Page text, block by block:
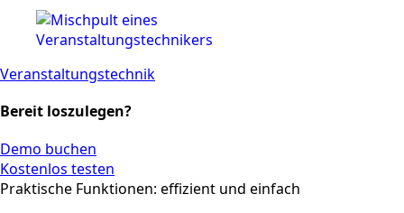
Ver­anstal­tungs­technik
Bereit loszulegen?
Demo buchen
Kostenlos testen
Praktische Funktionen: effizient und einfach